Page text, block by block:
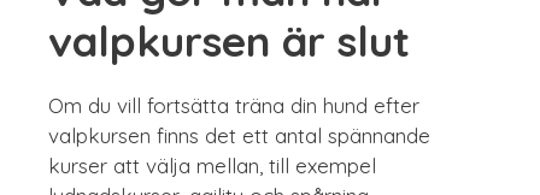
valpkursen är slut
Om du vill fortsätta träna din hund efter
valpkursen finns det ett antal spännande
kurser att välja mellan, till exempel